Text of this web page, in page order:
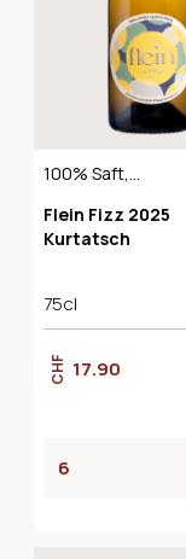
100% Saft,
Vegan, alkoholfrei
Flein Fizz 2025
Kurtatsch
75cl
CHF 17.90